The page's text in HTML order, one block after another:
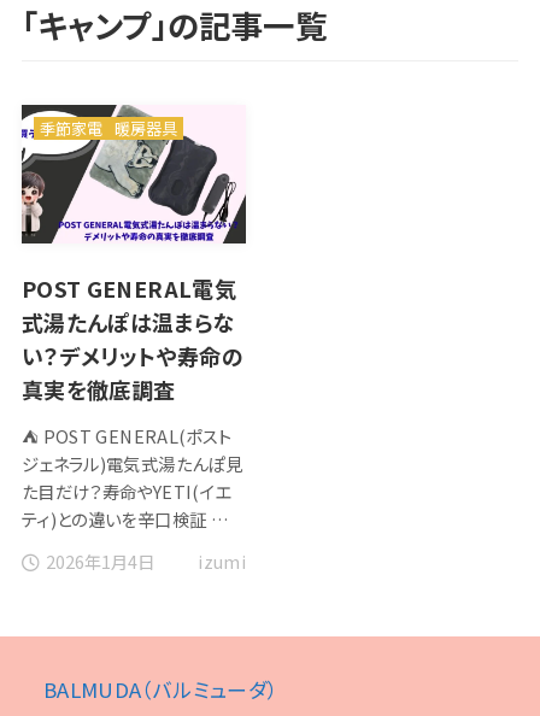
「キャンプ」の記事一覧
POST GENERAL電気
式湯たんぽは温まらな
い？デメリットや寿命の
真実を徹底調査
⛺ POST GENERAL(ポスト
ジェネラル)電気式湯たんぽ見
た目だけ？寿命やYETI(イエ
ティ)との違いを辛口検証 …
2026年1月4日
季節家電 暖房器具
izumi
BALMUDA（バルミューダ）